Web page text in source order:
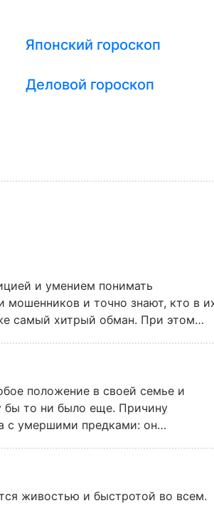
Японский гороскоп
Деловой гороскоп
и умением понимать
мошенников и точно знают, кто в
самый хитрый обман. При этом
положение в своей семье и
бы то ни было еще. Причину
с умершими предками: он
живостью и быстротой во всем.